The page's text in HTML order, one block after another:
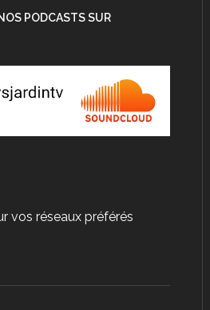
PODCASTS SUR
vos réseaux préférés